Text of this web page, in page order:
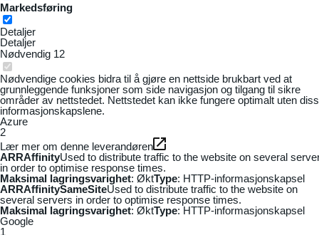
Markedsføring
Detaljer
Detaljer
Nødvendig 12
Nødvendige cookies bidra til å gjøre en nettside brukbart ved at
grunnleggende funksjoner som side navigasjon og tilgang til sikre
områder av nettstedet. Nettstedet kan ikke fungere optimalt uten
informasjonskapslene.
Azure
2
Lær mer om denne leverandøren
ARRAffinityUsed to distribute traffic to the website on several
in order to optimise response times.
Maksimal lagringsvarighet: ØktType: HTTP-informasjonskapsel
ARRAffinitySameSiteUsed to distribute traffic to the website on
several servers in order to optimise response times.
Maksimal lagringsvarighet: ØktType: HTTP-informasjonskapsel
Google
1